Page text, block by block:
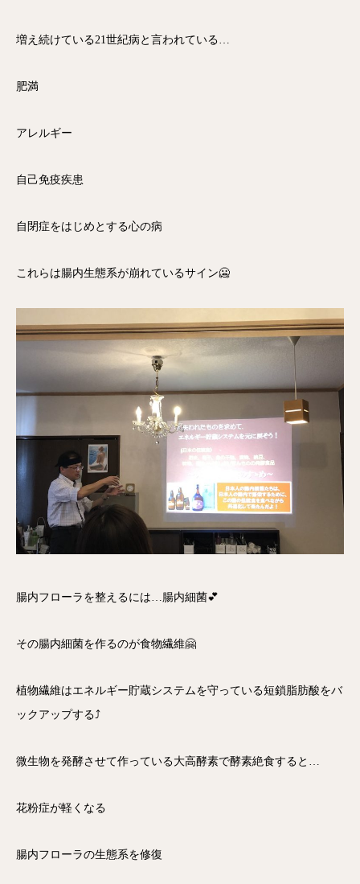
増え続けている21世紀病と言われている…
肥満
アレルギー
自己免疫疾患
自閉症をはじめとする心の病
これらは腸内生態系が崩れているサイン🥶
腸内フローラを整えるには…腸内細菌💕
その腸内細菌を作るのが食物繊維🤗
植物繊維はエネルギー貯蔵システムを守っている短鎖脂肪酸をバ
ックアップする⤴️
微生物を発酵させて作っている大高酵素で酵素絶食すると…
花粉症が軽くなる
腸内フローラの生態系を修復